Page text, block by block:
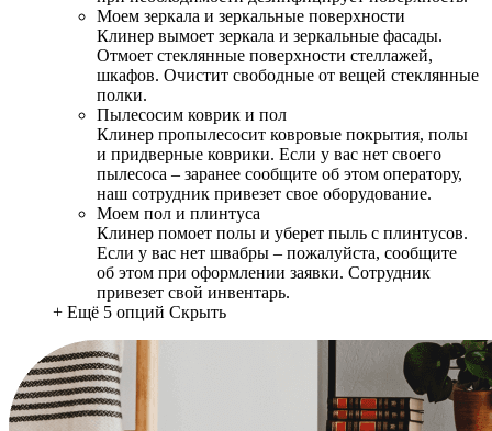
Моем зеркала и зеркальные поверхности
Клинер вымоет зеркала и зеркальные фасады.
Отмоет стеклянные поверхности стеллажей,
шкафов. Очистит свободные от вещей стеклянные
полки.
Пылесосим коврик и пол
Клинер пропылесосит ковровые покрытия, полы
и придверные коврики. Если у вас нет своего
пылесоса – заранее сообщите об этом оператору,
наш сотрудник привезет свое оборудование.
Моем пол и плинтуса
Клинер помоет полы и уберет пыль с плинтусов.
Если у вас нет швабры – пожалуйста, сообщите
об этом при оформлении заявки. Сотрудник
привезет свой инвентарь.
+ Ещё 5 опций Скрыть